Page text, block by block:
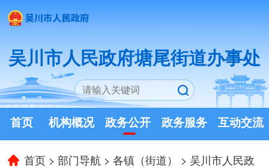
吴川市人民政府塘尾街道办事处
首页 机构概况 政务公开 政务服务 互动交流
首页 >部门导航 >各镇（街道） > 吴川市人民政